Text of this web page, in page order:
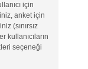
için
anket için
(sınırsız
kullanıcıların
seçeneği